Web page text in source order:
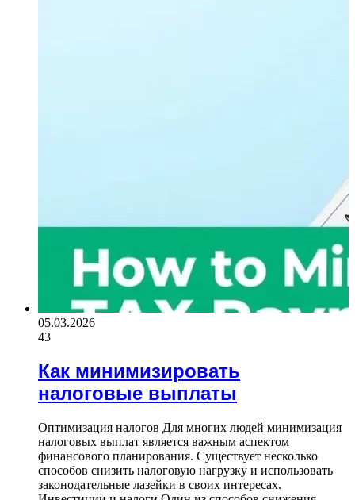
05.03.2026
43
Как минимизировать
налоговые выплаты
Оптимизация налогов Для многих людей минимизация
налоговых выплат является важным аспектом
финансового планирования. Существует несколько
способов снизить налоговую нагрузку и использовать
законодательные лазейки в своих интересах.